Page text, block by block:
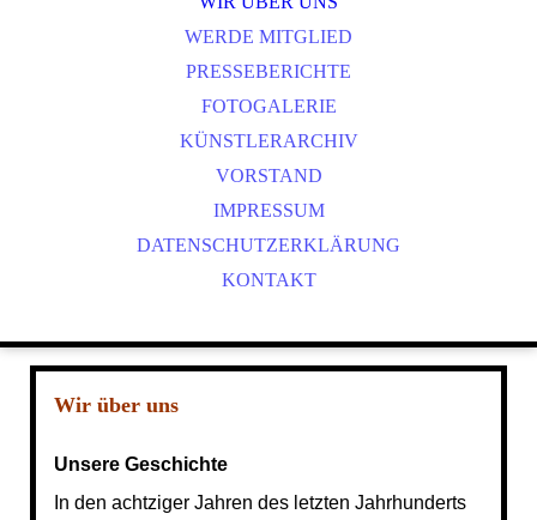
WERDE MITGLIED
PRESSEBERICHTE
FOTOGALERIE
KÜNSTLERARCHIV
VORSTAND
IMPRESSUM
DATENSCHUTZERKLÄRUNG
KONTAKT
Wir über uns
Unsere Geschichte
In den achtziger Jahren des letzten Jahrhunderts